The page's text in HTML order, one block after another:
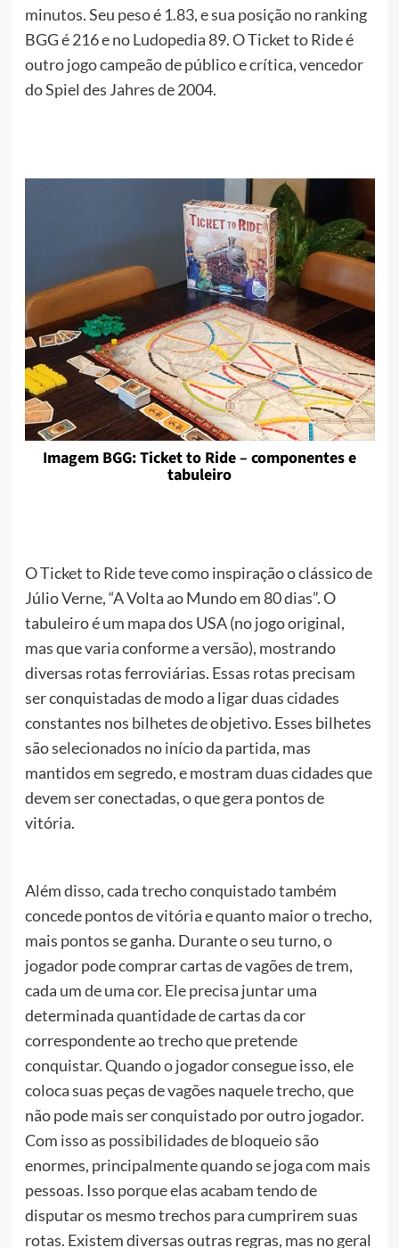
minutos. Seu peso é 1.83, e sua posição no ranking
BGG é 216 e no Ludopedia 89. O Ticket to Ride é
outro jogo campeão de público e crítica, vencedor
do Spiel des Jahres de 2004.
Imagem BGG: Ticket to Ride – componentes e
tabuleiro
O Ticket to Ride teve como inspiração o clássico de
Júlio Verne, “A Volta ao Mundo em 80 dias”. O
tabuleiro é um mapa dos USA (no jogo original,
mas que varia conforme a versão), mostrando
diversas rotas ferroviárias. Essas rotas precisam
ser conquistadas de modo a ligar duas cidades
constantes nos bilhetes de objetivo. Esses bilhetes
são selecionados no início da partida, mas
mantidos em segredo, e mostram duas cidades que
devem ser conectadas, o que gera pontos de
vitória.
Além disso, cada trecho conquistado também
concede pontos de vitória e quanto maior o trecho,
mais pontos se ganha. Durante o seu turno, o
jogador pode comprar cartas de vagões de trem,
cada um de uma cor. Ele precisa juntar uma
determinada quantidade de cartas da cor
correspondente ao trecho que pretende
conquistar. Quando o jogador consegue isso, ele
coloca suas peças de vagões naquele trecho, que
não pode mais ser conquistado por outro jogador.
Com isso as possibilidades de bloqueio são
enormes, principalmente quando se joga com mais
pessoas. Isso porque elas acabam tendo de
disputar os mesmo trechos para cumprirem suas
rotas. Existem diversas outras regras, mas no geral